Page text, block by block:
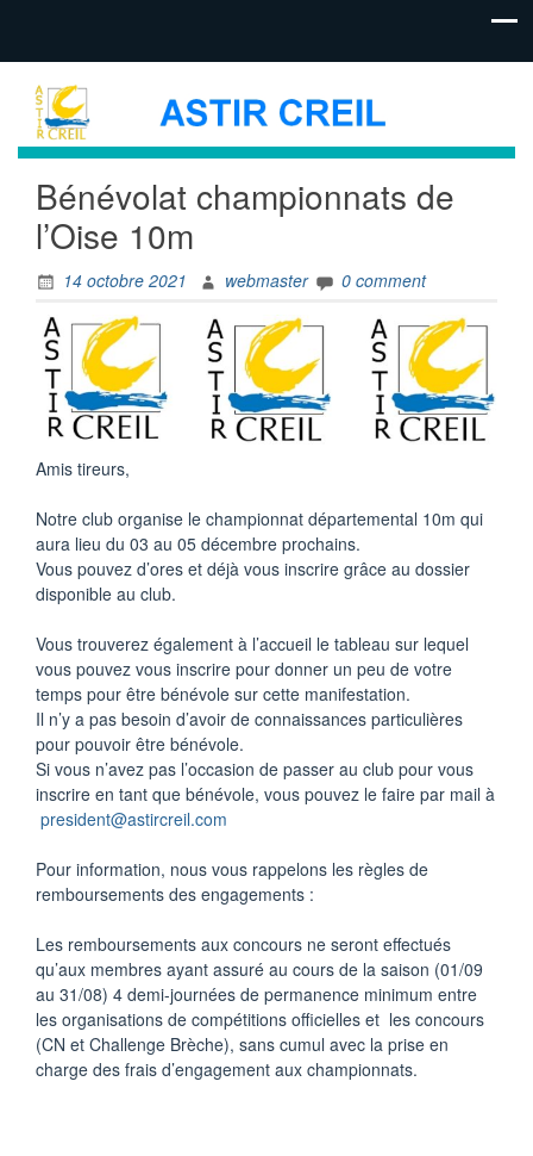
Bénévolat championnats de
l’Oise 10m
14 octobre 2021 webmaster 0 comment
Amis tireurs,
Notre club organise le championnat départemental 10m qui
aura lieu du 03 au 05 décembre prochains.
Vous pouvez d’ores et déjà vous inscrire grâce au dossier
disponible au club.
Vous trouverez également à l’accueil le tableau sur lequel
vous pouvez vous inscrire pour donner un peu de votre
temps pour être bénévole sur cette manifestation.
Il n’y a pas besoin d’avoir de connaissances particulières
pour pouvoir être bénévole.
Si vous n’avez pas l’occasion de passer au club pour vous
inscrire en tant que bénévole, vous pouvez le faire par mail à
president@astircreil.com
Pour information, nous vous rappelons les règles de
remboursements des engagements :
Les remboursements aux concours ne seront effectués
qu’aux membres ayant assuré au cours de la saison (01/09
au 31/08) 4 demi-journées de permanence minimum entre
les organisations de compétitions officielles et les concours
(CN et Challenge Brèche), sans cumul avec la prise en
charge des frais d’engagement aux championnats.